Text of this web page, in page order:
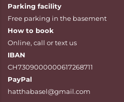
Parking facility
Free parking in the basement
How to book
Online, call ortext us
IBAN
CH7309000000617268711
PayPal
hatthabasel@gmail.com